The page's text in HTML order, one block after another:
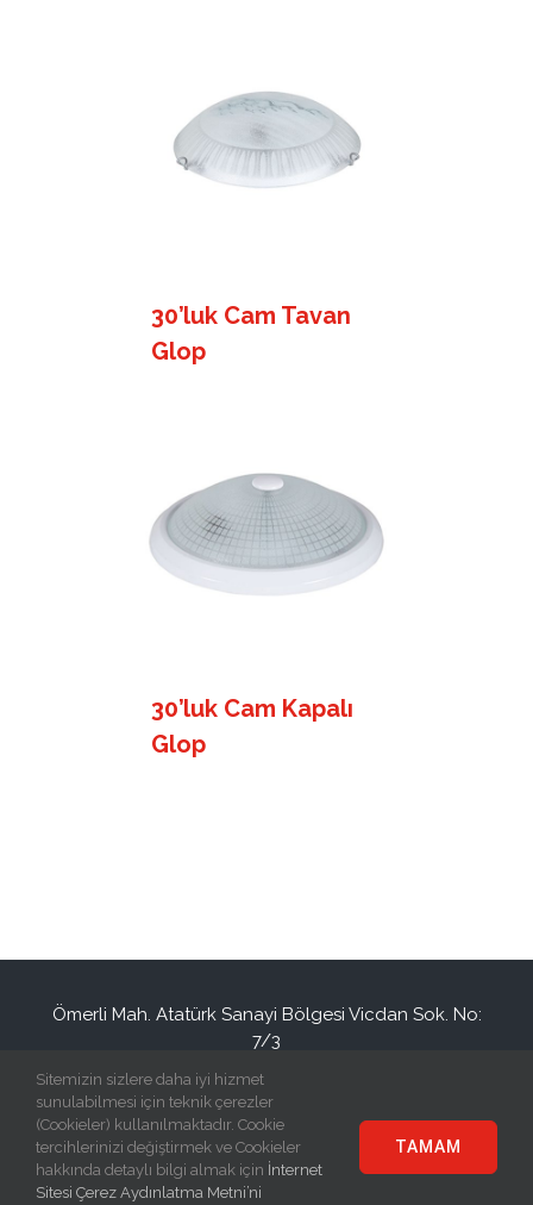
30’luk Cam Tavan
Glop
30’luk Cam Kapalı
Glop
Ömerli Mah. Atatürk Sanayi Bölgesi Vicdan Sok. No:
7/3
+90(212) 886 94 34
© Copyright2026 | Eraplast Elektrik San. ve Tic. A.Ş | All Rights
Sitemizin sizlere daha iyi hizmet
sunulabilmesi için teknik çerezler
(Cookieler) kullanılmaktadır. Cookie
tercihlerinizi değiştirmek ve Cookieler
hakkında detaylı bilgi almak için İnternet
Sitesi Çerez Aydınlatma Metni’ni
TAMAM